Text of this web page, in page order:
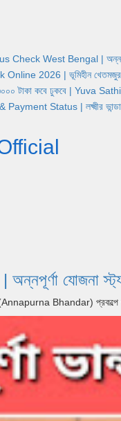
West Bengal | অন্নপূর্ণা
2026 | ভূমিহীন খেতমজুর
টাকা কবে ঢুকবে | Yuva
Status | লক্ষ্মীর
চেক | অন্নপূর্ণা
(Annapurna Bhandar)